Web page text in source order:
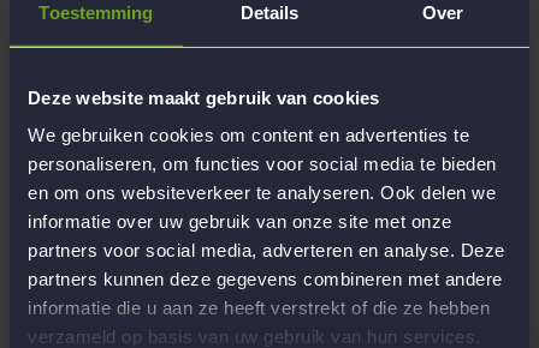
Toestemming Details Over
Deze website maakt gebruik van cookies
We gebruiken cookies om content en advertenties te
personaliseren, om functies voor social media te bieden
en om ons websiteverkeer te analyseren. Ook delen we
informatie over uw gebruik van onze site met onze
partners voor social media, adverteren en analyse. Deze
partners kunnen deze gegevens combineren met andere
informatie die u aan ze heeft verstrekt of die ze hebben
verzameld op basis van uw gebruik van hun services.
fantastische skireis naar Wagrain, Oostenrijk, 12-Daagse luxe
strandreis naar idyllisch Side, Turkije, 10-Daagse relaxreis
naar betoverend Kreta, Griekenland
Persoonlijke reiservaring
Summercamps Amerika, Skilerares Oostenrijk,
Ontwikkelingswerk Indonesië, Vakantie Canada, Thailand,
Singapore, Marokko, TunesiÃ« en nog veel meer :D
Begeleiding
Werken bij Flow Reizen
Hoofdkantoor Flow Reizen
Contact